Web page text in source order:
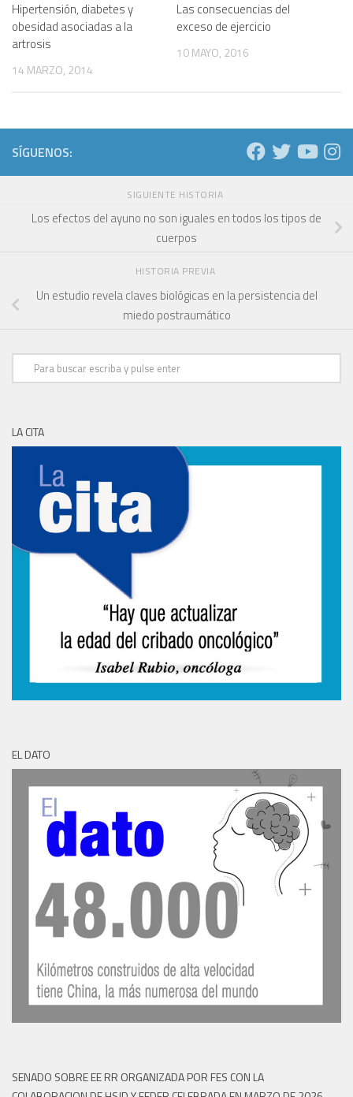
Hipertensión, diabetes y
obesidad asociadas a la
artrosis
14 MARZO, 2014
Las consecuencias del
exceso de ejercicio
10 MAYO, 2016
SÍGUENOS:
SIGUIENTE HISTORIA
Los efectos del ayuno no son iguales en todos los tipos de
cuerpos
HISTORIA PREVIA
Un estudio revela claves biológicas en la persistencia del
miedo postraumático
LA CITA
EL DATO
SENADO SOBRE EE RR ORGANIZADA POR FES CON LA